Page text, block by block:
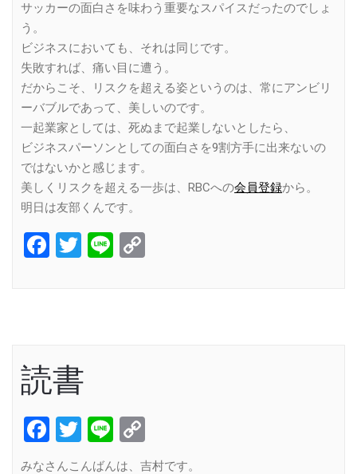
サッカーの面白さを味わう重要なスパイスだったのでしょ
う。
ビジネスにおいても、それは同じです。
失敗すれば、痛い目に遭う。
だからこそ、リスクを超える姿というのは、常にアンビリ
ーバブルであって、美しいのです。
一起業家としては、死ぬまで起業しないとしたら、
ビジネスパーソンとしての面白さを9割方手に出来ないの
ではないかと感じます。
美しくリスクを超える一歩は、RBCへの会員登録から。
明日は友部くんです。
Facebook
Twitter
Line
読書
Facebook
Twitter
Line
Link
みなさんこんばんは、吉村です。